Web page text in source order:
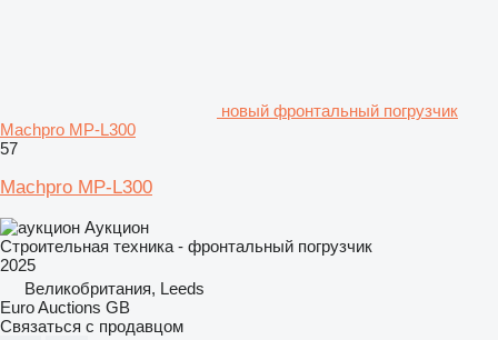
новый фронтальный погрузчик
Machpro MP-L300
57
Machpro MP-L300
Аукцион
Строительная техника - фронтальный погрузчик
2025
Великобритания, Leeds
Euro Auctions GB
Связаться с продавцом